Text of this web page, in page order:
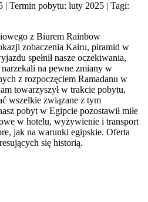
| Termin pobytu: luty 2025 | Tagi:
z Biurem Rainbow
zobaczenia Kairu, piramid w
spełnił nasze oczekiwania,
na pewne zmiany w
z rozpoczęciem Ramadanu w
towarzyszył w trakcie pobytu,
wszelkie związane z tym
pobyt w Egipcie pozostawił miłe
w hotelu, wyżywienie i transport
jak na warunki egipskie. Oferta
się historią.